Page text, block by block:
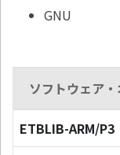
GNU
ソフトウェア
ETBLIB-ARM/P3